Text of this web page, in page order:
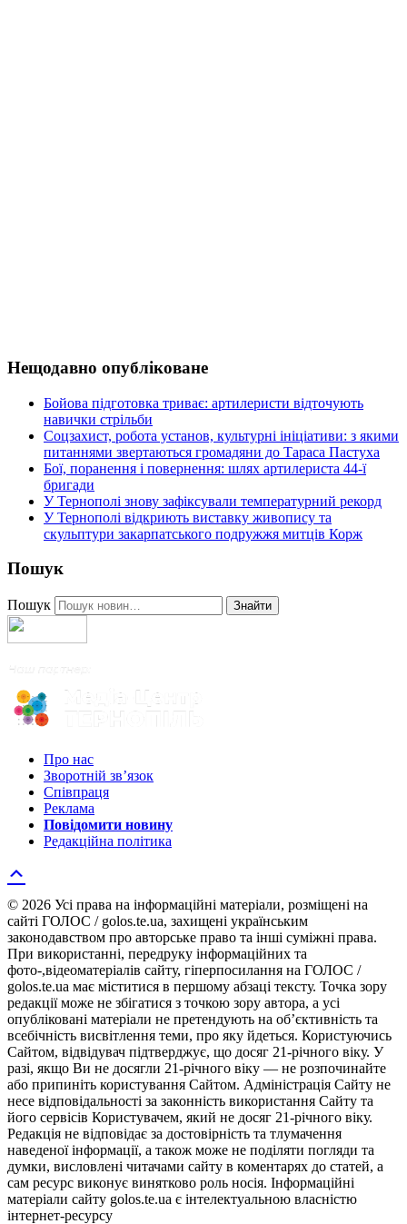
Нещодавно опубліковане
Бойова підготовка триває: артилеристи відточують
навички стрільби
Соцзахист, робота установ, культурні ініціативи: з якими
питаннями звертаються громадяни до Тараса Пастуха
Бої, поранення і повернення: шлях артилериста 44-ї
бригади
У Тернополі знову зафіксували температурний рекорд
У Тернополі відкриють виставку живопису та
скульптури закарпатського подружжя митців Корж
Пошук
Пошук Знайти
Про нас
Зворотній зв’язок
Співпраця
Реклама
Повідомити новину
Редакційна політика
© 2026 Усі права на інформаційні матеріали, розміщені на
сайті ГОЛОС / golos.te.ua, захищені українським
законодавством про авторське право та інші суміжні права.
При використанні, передруку інформаційних та
фото-,відеоматеріалів сайту, гіперпосилання на ГОЛОС /
golos.te.ua має міститися в першому абзаці тексту. Точка зору
редакції може не збігатися з точкою зору автора, а усі
опубліковані матеріали не претендують на об’єктивність та
всебічність висвітлення теми, про яку йдеться. Користуючись
Сайтом, відвідувач підтверджує, що досяг 21-річного віку. У
разі, якщо Ви не досягли 21-річного віку — не розпочинайте
або припиніть користування Сайтом. Адміністрація Сайту не
несе відповідальності за законність використання Сайту та
його сервісів Користувачем, який не досяг 21-річного віку.
Редакція не відповідає за достовірність та тлумачення
наведеної інформації, а також може не поділяти погляди та
думки, висловлені читачами сайту в коментарях до статей, а
сам ресурс виконує винятково роль носія. Інформаційні
матеріали сайту golos.te.ua є інтелектуальною власністю
інтернет-ресурсу